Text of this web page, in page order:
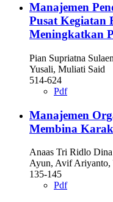
Manajemen
Pusat Kegiatan
Meningkatkan
Pian Supriatna
Yusali, Muliati Said
514-624
Pdf
Manajemen
Membina
Anaas Tri Ridlo
Ayun, Avif Ariyanto,
135-145
Pdf